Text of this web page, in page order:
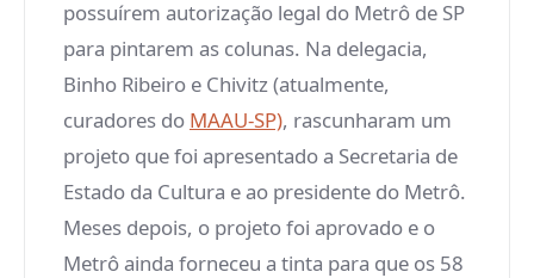
possuírem autorização legal do Metrô de SP
para pintarem as colunas. Na delegacia,
Binho Ribeiro e Chivitz (atualmente,
curadores do MAAU-SP), rascunharam um
projeto que foi apresentado a Secretaria de
Estado da Cultura e ao presidente do Metrô.
Meses depois, o projeto foi aprovado e o
Metrô ainda forneceu a tinta para que os 58